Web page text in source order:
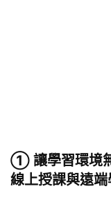
① 讓學習環境
線上授課與遠